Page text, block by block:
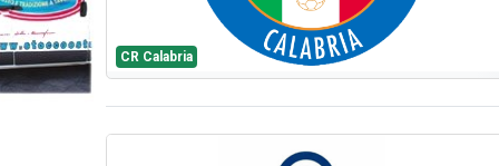
CR Calabria